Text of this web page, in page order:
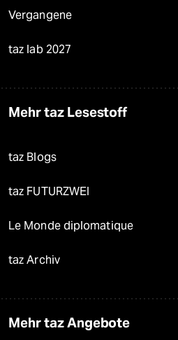
Vergangene
taz lab 2027
Mehr taz Lesestoff
taz Blogs
taz FUTURZWEI
Le Monde diplomatique
taz Archiv
Mehr taz Angebote